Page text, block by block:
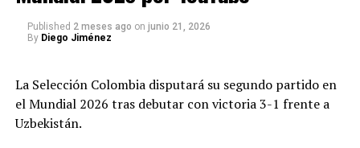
su posición en el grupo, luego de dejar puntos
importantes en la primera jornada.
📅 Información del partido
🇵🇹 Portugal vs Uzbekistán
Published 2 meses ago on junio 21, 2026
By Diego Jiménez
La Selección Colombia disputará su segundo partido en
el Mundial 2026 tras debutar con victoria 3-1 frente a
Uzbekistán.